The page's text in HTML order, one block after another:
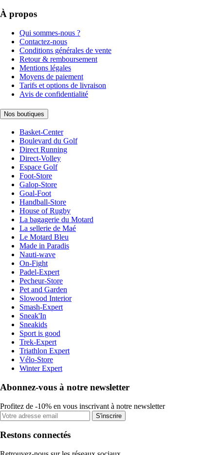
À propos
Qui sommes-nous ?
Contactez-nous
Conditions générales de vente
Retour & remboursement
Mentions légales
Moyens de paiement
Tarifs et options de livraison
Avis de confidentialité
Nos boutiques
Basket-Center
Boulevard du Golf
Direct Running
Direct-Volley
Espace Golf
Foot-Store
Galop-Store
Goal-Foot
Handball-Store
House of Rugby
La bagagerie du Motard
La sellerie de Maé
Le Motard Bleu
Made in Paradis
Nauti-wave
On-Fight
Padel-Expert
Pecheur-Store
Pet and Garden
Slowood Interior
Smash-Expert
Sneak'In
Sneakids
Sport is good
Trek-Expert
Triathlon Expert
Vélo-Store
Winter Expert
Abonnez-vous à notre newsletter
Profitez de -10% en vous inscrivant à notre newsletter
S'inscrire
Restons connectés